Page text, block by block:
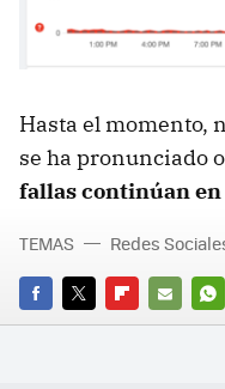
Hasta el momento,
se ha pronunciado
fallas continúan en
FACEBOOK
TWITTERFLIPBOARD
E-
TEMAS Redes